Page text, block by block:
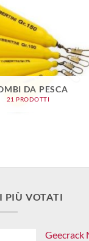
DA PESCA
21 PRODOTTI
I PIÙ VOTATI
Geecrack